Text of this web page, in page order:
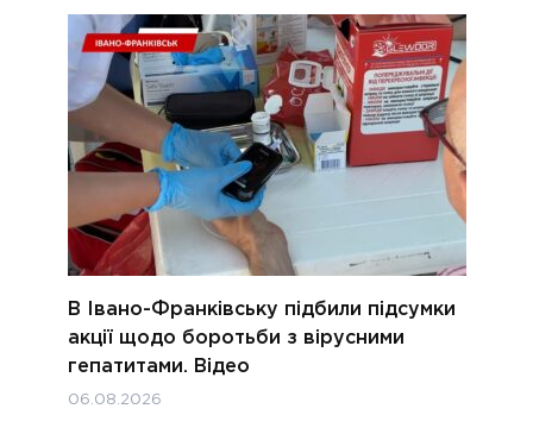
В Івано-Франківську підбили підсумки
акції щодо боротьби з вірусними
гепатитами. Відео
06.08.2026